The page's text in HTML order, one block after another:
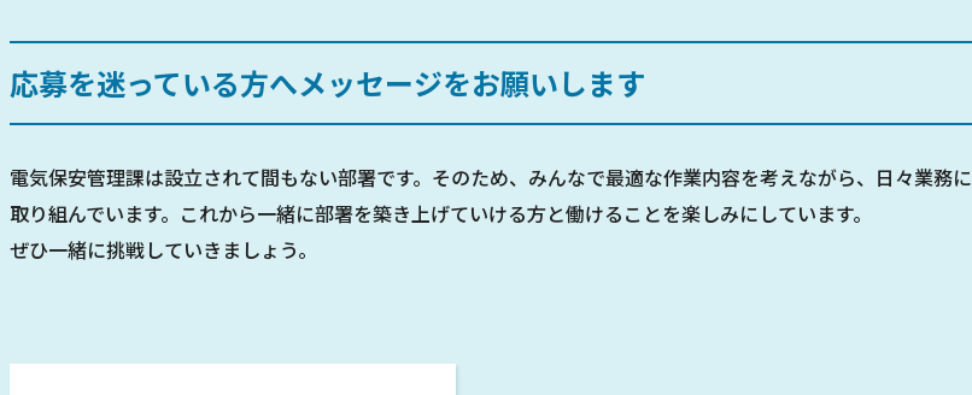
応募を迷っている方へメッセージをお願いします
電気保安管理課は設立されて間もない部署です。そのため、みんなで最適な作業内容を考えながら、日々業務に
取り組んでいます。これから一緒に部署を築き上げていける方と働けることを楽しみにしています。
ぜひ一緒に挑戦していきましょう。